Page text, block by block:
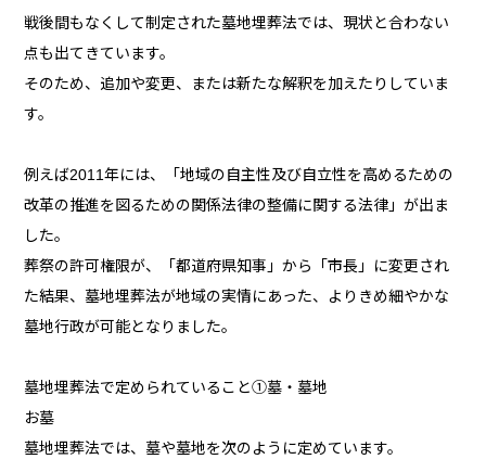
戦後間もなくして制定された墓地埋葬法では、現状と合わない
点も出てきています。
そのため、追加や変更、または新たな解釈を加えたりしていま
す。
例えば2011年には、「地域の自主性及び自立性を高めるための
改革の推進を図るための関係法律の整備に関する法律」が出ま
した。
葬祭の許可権限が、「都道府県知事」から「市長」に変更され
た結果、墓地埋葬法が地域の実情にあった、よりきめ細やかな
墓地行政が可能となりました。
墓地埋葬法で定められていること①墓・墓地
お墓
墓地埋葬法では、墓や墓地を次のように定めています。